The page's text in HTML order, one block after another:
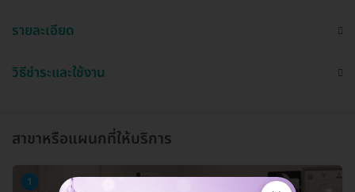
รายละเอียด
วิธีชำระและใช้งาน
สาขาหรือแผนกที่ให้บริการ
1